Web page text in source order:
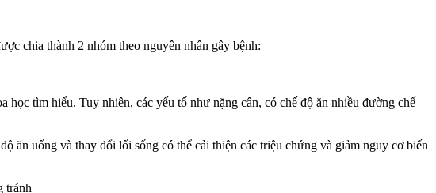
chia thành 2 nhóm theo nguyên nhân gây bệnh:
tìm hiểu. Tuy nhiên, các yếu tố như nặng cân, có chế độ ăn nhiều đường chế
ăn uống và thay đổi lối sống có thể cải thiện các triệu chứng và giảm nguy cơ biến